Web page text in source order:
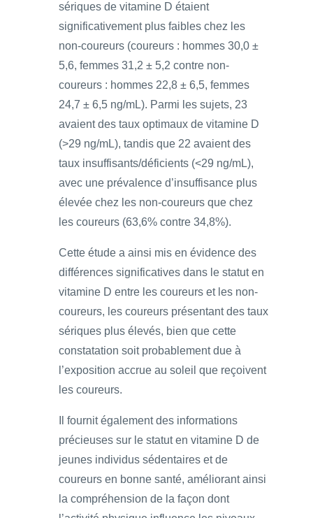
sériques de vitamine D étaient
significativement plus faibles chez les
non-coureurs (coureurs : hommes 30,0 ±
5,6, femmes 31,2 ± 5,2 contre non-
coureurs : hommes 22,8 ± 6,5, femmes
24,7 ± 6,5 ng/mL). Parmi les sujets, 23
avaient des taux optimaux de vitamine D
(>29 ng/mL), tandis que 22 avaient des
taux insuffisants/déficients (<29 ng/mL),
avec une prévalence d’insuffisance plus
élevée chez les non-coureurs que chez
les coureurs (63,6% contre 34,8%).
Cette étude a ainsi mis en évidence des
différences significatives dans le statut en
vitamine D entre les coureurs et les non-
coureurs, les coureurs présentant des taux
sériques plus élevés, bien que cette
constatation soit probablement due à
l’exposition accrue au soleil que reçoivent
les coureurs.
Il fournit également des informations
précieuses sur le statut en vitamine D de
jeunes individus sédentaires et de
coureurs en bonne santé, améliorant ainsi
la compréhension de la façon dont